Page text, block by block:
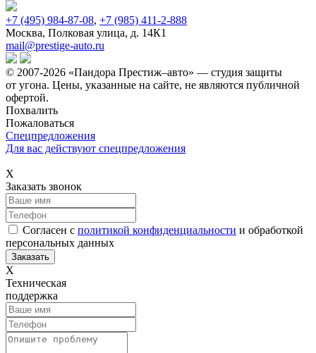
+7 (495) 984-87-08, +7 (985) 411-2-888
Москва, Полковая улица, д. 14К1
mail@prestige-auto.ru
© 2007-2026 «Пандора Престиж–авто» — студия защиты
от угона. Цены, указанные на сайте, не являются публичной
офертой.
Похвалить
Пожаловаться
Спецпредложения
Для вас действуют спецпредложения
Х
Заказать звонок
Согласен с политикой конфиденциальности и обработкой
персональных данных
Х
Техническая
поддержка